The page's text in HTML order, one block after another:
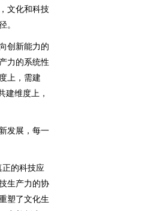
文化和科技
。
创新能力的
力的系统性
上，需建
维度上，
发展，每一
的科技应
生产力的协
塑了文化生